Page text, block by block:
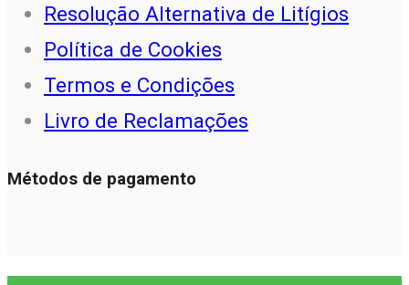
Resolução Alternativa de Litígios
Política de Cookies
Termos e Condições
Livro de Reclamações
Métodos de pagamento